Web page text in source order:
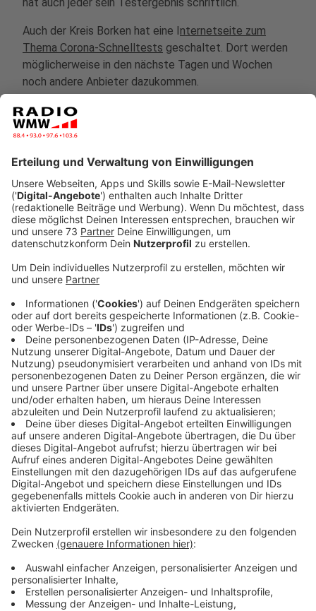
Auch der Kreis Borken hat eine Internetseite zum
Thema Corona-Schnelltests geschaltet. Dort werden
möglicherweise in den nächste Tagen und Wochen
noch andere Anbieter dazukommen.
Anzeige
Das sind die 15 Teststandorte im Kreis
Borken:
Anzeige
Ahaus
DRK-Ortsverein Ahaus e.V.
Parallelstraße 40
Bocholt
DRK-Pflegeberatungsbüro
Münsterstraße 38
Borken
Rotkreuz-Zentrum
Röntgenstraße 6
Gescher
Turnhalle Pankratius-Schule
Armlandstraße 18